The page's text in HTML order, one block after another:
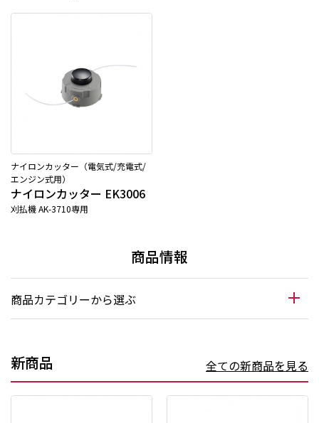
ナイロンカッター（電気式/充電式/
エンジン式用）
ナイロンカッター EK3006
刈払機 AK-3710専用
商品情報
商品カテゴリーから選ぶ
新商品 全ての新商品を見る